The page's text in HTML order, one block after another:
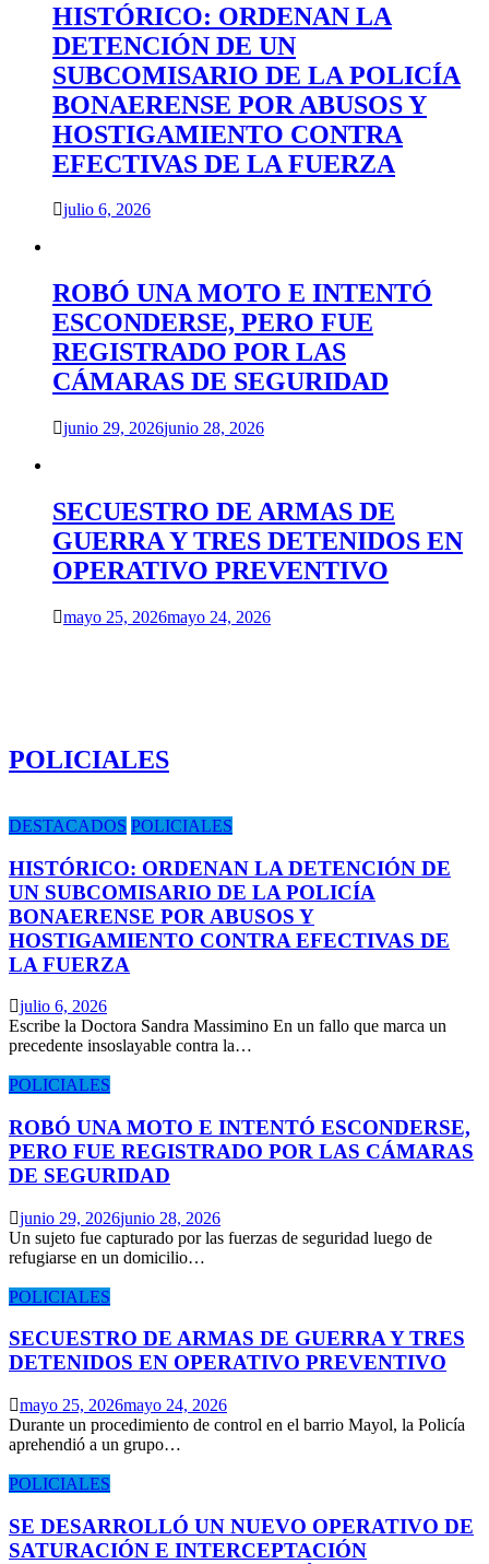
HISTÓRICO: ORDENAN LA
DETENCIÓN DE UN
SUBCOMISARIO DE LA POLICÍA
BONAERENSE POR ABUSOS Y
HOSTIGAMIENTO CONTRA
EFECTIVAS DE LA FUERZA
julio 6, 2026
ROBÓ UNA MOTO E INTENTÓ
ESCONDERSE, PERO FUE
REGISTRADO POR LAS
CÁMARAS DE SEGURIDAD
junio 29, 2026junio 28, 2026
SECUESTRO DE ARMAS DE
GUERRA Y TRES DETENIDOS EN
OPERATIVO PREVENTIVO
mayo 25, 2026mayo 24, 2026
POLICIALES
DESTACADOS POLICIALES
HISTÓRICO: ORDENAN LA DETENCIÓN DE
UN SUBCOMISARIO DE LA POLICÍA
BONAERENSE POR ABUSOS Y
HOSTIGAMIENTO CONTRA EFECTIVAS DE
LA FUERZA
julio 6, 2026
Escribe la Doctora Sandra Massimino En un fallo que marca un
precedente insoslayable contra la…
POLICIALES
ROBÓ UNA MOTO E INTENTÓ ESCONDERSE,
PERO FUE REGISTRADO POR LAS CÁMARAS
DE SEGURIDAD
junio 29, 2026junio 28, 2026
Un sujeto fue capturado por las fuerzas de seguridad luego de
refugiarse en un domicilio…
POLICIALES
SECUESTRO DE ARMAS DE GUERRA Y TRES
DETENIDOS EN OPERATIVO PREVENTIVO
mayo 25, 2026mayo 24, 2026
Durante un procedimiento de control en el barrio Mayol, la Policía
aprehendió a un grupo…
POLICIALES
SE DESARROLLÓ UN NUEVO OPERATIVO DE
SATURACIÓN E INTERCEPTACIÓN